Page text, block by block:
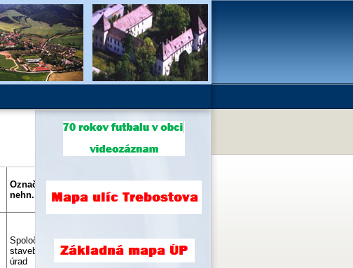
Označ.
nehn.
Spoločný
stavebný
úrad